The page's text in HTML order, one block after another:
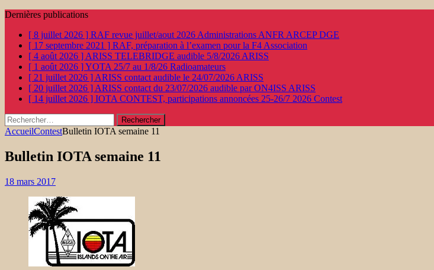
Dernières publications
[ 8 juillet 2026 ] RAF revue juillet/aout 2026 Administrations ANFR ARCEP DGE
[ 17 septembre 2021 ] RAF, préparation à l’examen pour la F4 Association
[ 4 août 2026 ] ARISS TELEBRIDGE audible 5/8/2026 ARISS
[ 1 août 2026 ]YOTA 25/7 au 1/8/26 Radioamateurs
[ 21 juillet 2026 ] ARISS contact audible le 24/07/2026 ARISS
[ 20 juillet 2026 ] ARISS contact du 23/07/2026 audible par ON4ISS ARISS
[ 14 juillet 2026 ] IOTA CONTEST, participations annoncées 25-26/7 2026 Contest
Rechercher :
AccueilContestBulletin IOTA semaine 11
Bulletin IOTA semaine 11
18 mars 2017